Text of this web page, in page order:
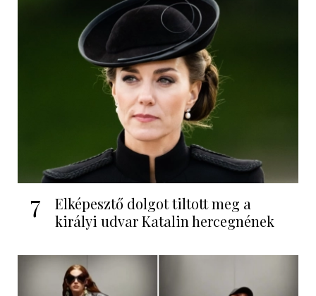
7
Elképesztő dolgot tiltott meg a
királyi udvar Katalin hercegnének